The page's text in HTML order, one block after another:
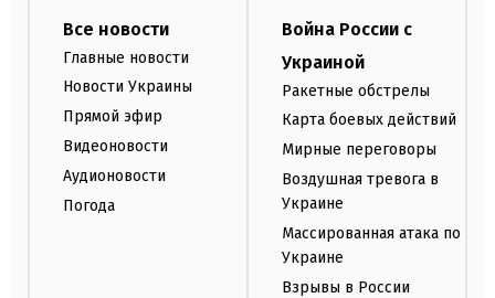
Все новости
Главные новости
Новости Украины
Прямой эфир
Видеоновости
Аудионовости
Погода
Война России с
Украиной
Ракетные обстрелы
Карта боевых действий
Мирные переговоры
Воздушная тревога в
Украине
Массированная атака по
Украине
Взрывы в России